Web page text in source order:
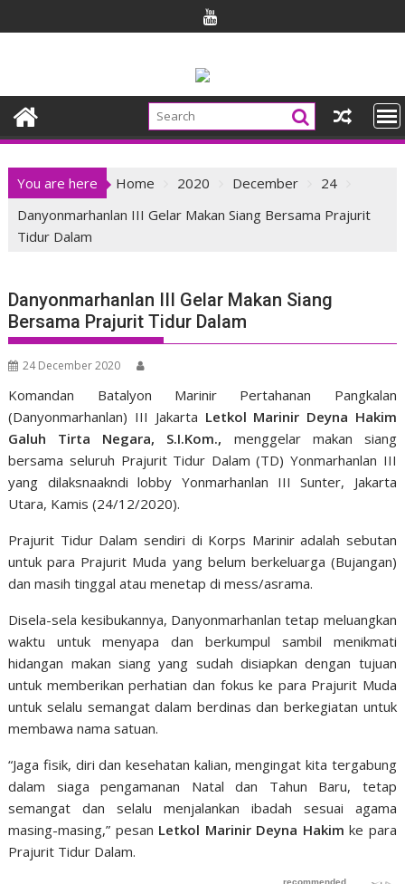
to
You are here Home 2020 December
24
Danyonmarhanlan III Gelar Makan Siang Bersama Prajurit
Tidur Dalam
Danyonmarhanlan III Gelar Makan Siang
Bersama Prajurit Tidur Dalam
24 December 2020
Komandan Batalyon Marinir Pertahanan Pangkalan
(Danyonmarhanlan) III Jakarta Letkol Marinir Deyna Hakim
Galuh Tirta Negara, S.I.Kom., menggelar makan siang
bersama seluruh Prajurit Tidur Dalam (TD) Yonmarhanlan III
yang dilaksnaakndi lobby Yonmarhanlan III Sunter, Jakarta
Utara, Kamis (24/12/2020).
Prajurit Tidur Dalam sendiri di Korps Marinir adalah sebutan
untuk para Prajurit Muda yang belum berkeluarga (Bujangan)
dan masih tinggal atau menetap di mess/asrama.
Disela-sela kesibukannya, Danyonmarhanlan tetap meluangkan
waktu untuk menyapa dan berkumpul sambil menikmati
hidangan makan siang yang sudah disiapkan dengan tujuan
untuk memberikan perhatian dan fokus ke para Prajurit Muda
untuk selalu semangat dalam berdinas dan berkegiatan untuk
membawa nama satuan.
“Jaga fisik, diri dan kesehatan kalian, mengingat kita tergabung
dalam siaga pengamanan Natal dan Tahun Baru, tetap
semangat dan selalu menjalankan ibadah sesuai agama
masing-masing,” pesan Letkol Marinir Deyna Hakim ke para
Prajurit Tidur Dalam.